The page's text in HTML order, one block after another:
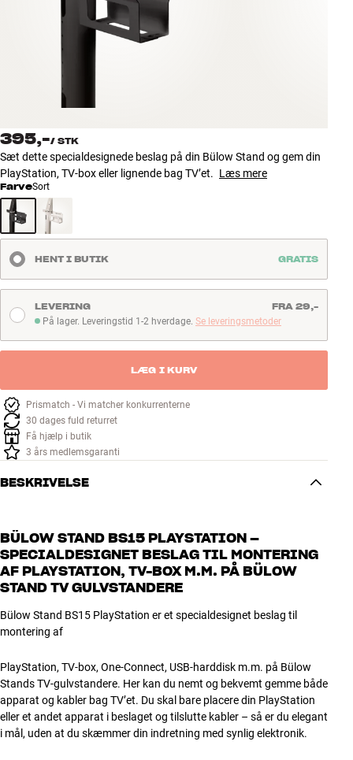
Tilbehør
INSPIRATION
MÆRKER
TILBUD
Find Butik
Kundeservice
Kundeservice
Byg med Lyd
395,-/ STK
Sæt dette specialdesignede beslag på din Bülow Stand og gem din
PlayStation, TV-box eller lignende bag TV’et. Læs mere
FarveSort
HENT I BUTIK GRATIS
På lager. Leveringstid 1-2 hverdage
På lager. Leveringstid 1-2 hverdage. Se leveringsmetoder
LEVERING FRA 29,-
LÆG I KURV
Prismatch - Vi matcher konkurrenterne
30 dages fuld returret
Få hjælp i butik
3 års medlemsgaranti
BESKRIVELSE
BÜLOW STAND BS15 PLAYSTATION –
SPECIALDESIGNET BESLAG TIL MONTERING
AF PLAYSTATION, TV-BOX M.M. PÅ BÜLOW
STAND TV GULVSTANDERE
Bülow Stand BS15 PlayStation er et specialdesignet beslag til
montering af
PlayStation, TV-box, One-Connect, USB-harddisk m.m. på Bülow
Stands TV-gulvstandere. Her kan du nemt og bekvemt gemme både
apparat og kabler bag TV’et. Du skal bare placere din PlayStation
eller et andet apparat i beslaget og tilslutte kabler – så er du elegant
i mål, uden at du skæmmer din indretning med synlig elektronik.